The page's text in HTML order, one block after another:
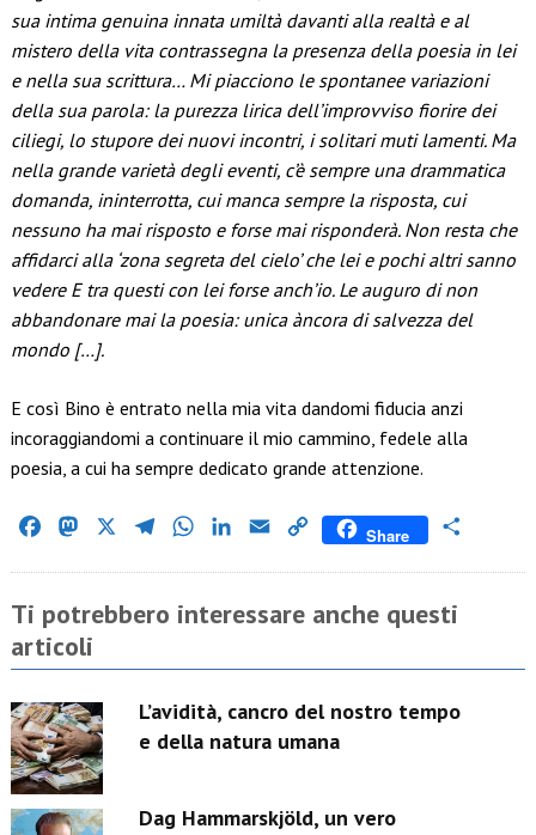
sua intima genuina innata umiltà davanti alla realtà e al
mistero della vita contrassegna la presenza della poesia in lei
e nella sua scrittura… Mi piacciono le spontanee variazioni
della sua parola: la purezza lirica dell’improvviso fiorire dei
ciliegi, lo stupore dei nuovi incontri, i solitari muti lamenti. Ma
nella grande varietà degli eventi, c’è sempre una drammatica
domanda, ininterrotta, cui manca sempre la risposta, cui
nessuno ha mai risposto e forse mai risponderà. Non resta che
affidarci alla ‘zona segreta del cielo’ che lei e pochi altri sanno
vedere E tra questi con lei forse anch’io. Le auguro di non
abbandonare mai la poesia: unica àncora di salvezza del
mondo […].
E così Bino è entrato nella mia vita dandomi fiducia anzi
incoraggiandomi a continuare il mio cammino, fedele alla
poesia, a cui ha sempre dedicato grande attenzione.
FacebookMastodon TelegramWhatsAppLinkedIn
Email Copy
Share
Ti potrebbero interessare anche questi
articoli
L’avidità, cancro del nostro tempo
e della natura umana
Dag Hammarskjöld, un vero